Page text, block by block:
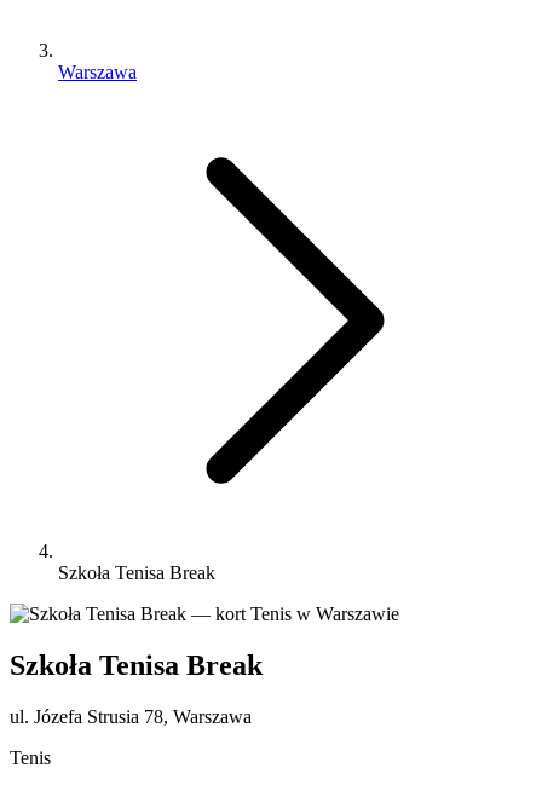
Warszawa
Szkoła Tenisa Break
Szkoła Tenisa Break
ul. Józefa Strusia 78, Warszawa
Tenis